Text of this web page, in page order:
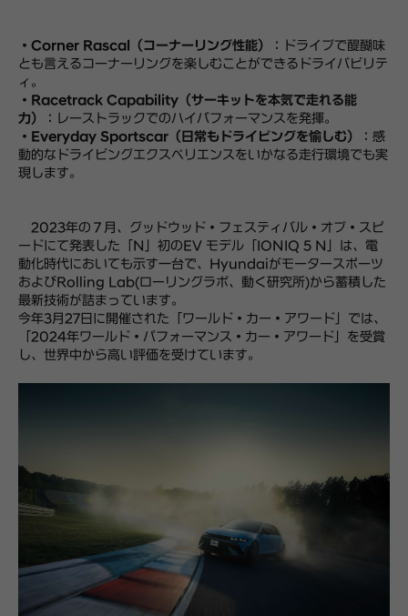
・ Corner Rascal（コーナーリング性能）
：ドライブで醍醐味
とも言えるコーナーリングを楽しむことができるドライバビリテ
ィ。
・ Racetrack Capability（サーキットを本気で走れる能
力）
：レーストラックでのハイパフォーマンスを発揮。
・ Everyday Sportscar（日常もドライビングを愉しむ）
：感
動的なドライビングエクスペリエンスをいかなる走行環境でも実
現します。
2023年の７月、グッドウッド・フェスティバル・オブ・スピ
ードにて発表した「N」初のEV モデル「IONIQ 5 N」は、電
動化時代においても示す一台で、Hyundaiがモータースポーツ
およびRolling Lab(ローリングラボ、動く研究所)から蓄積した
最新技術が詰まっています。
今年3月27日に開催された「ワールド・カー・アワード」では、
「2024年ワールド・パフォーマンス・カー・アワード」を受賞
し、世界中から高い評価を受けています。